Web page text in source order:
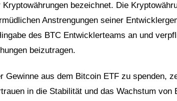
bezeichnet. Die
Anstrengungen seiner
des BTC Entwicklerteams an und
beizutragen.
Gewinne aus dem Bitcoin ETF zu spenden,
in die Stabilität und das Wachstum von